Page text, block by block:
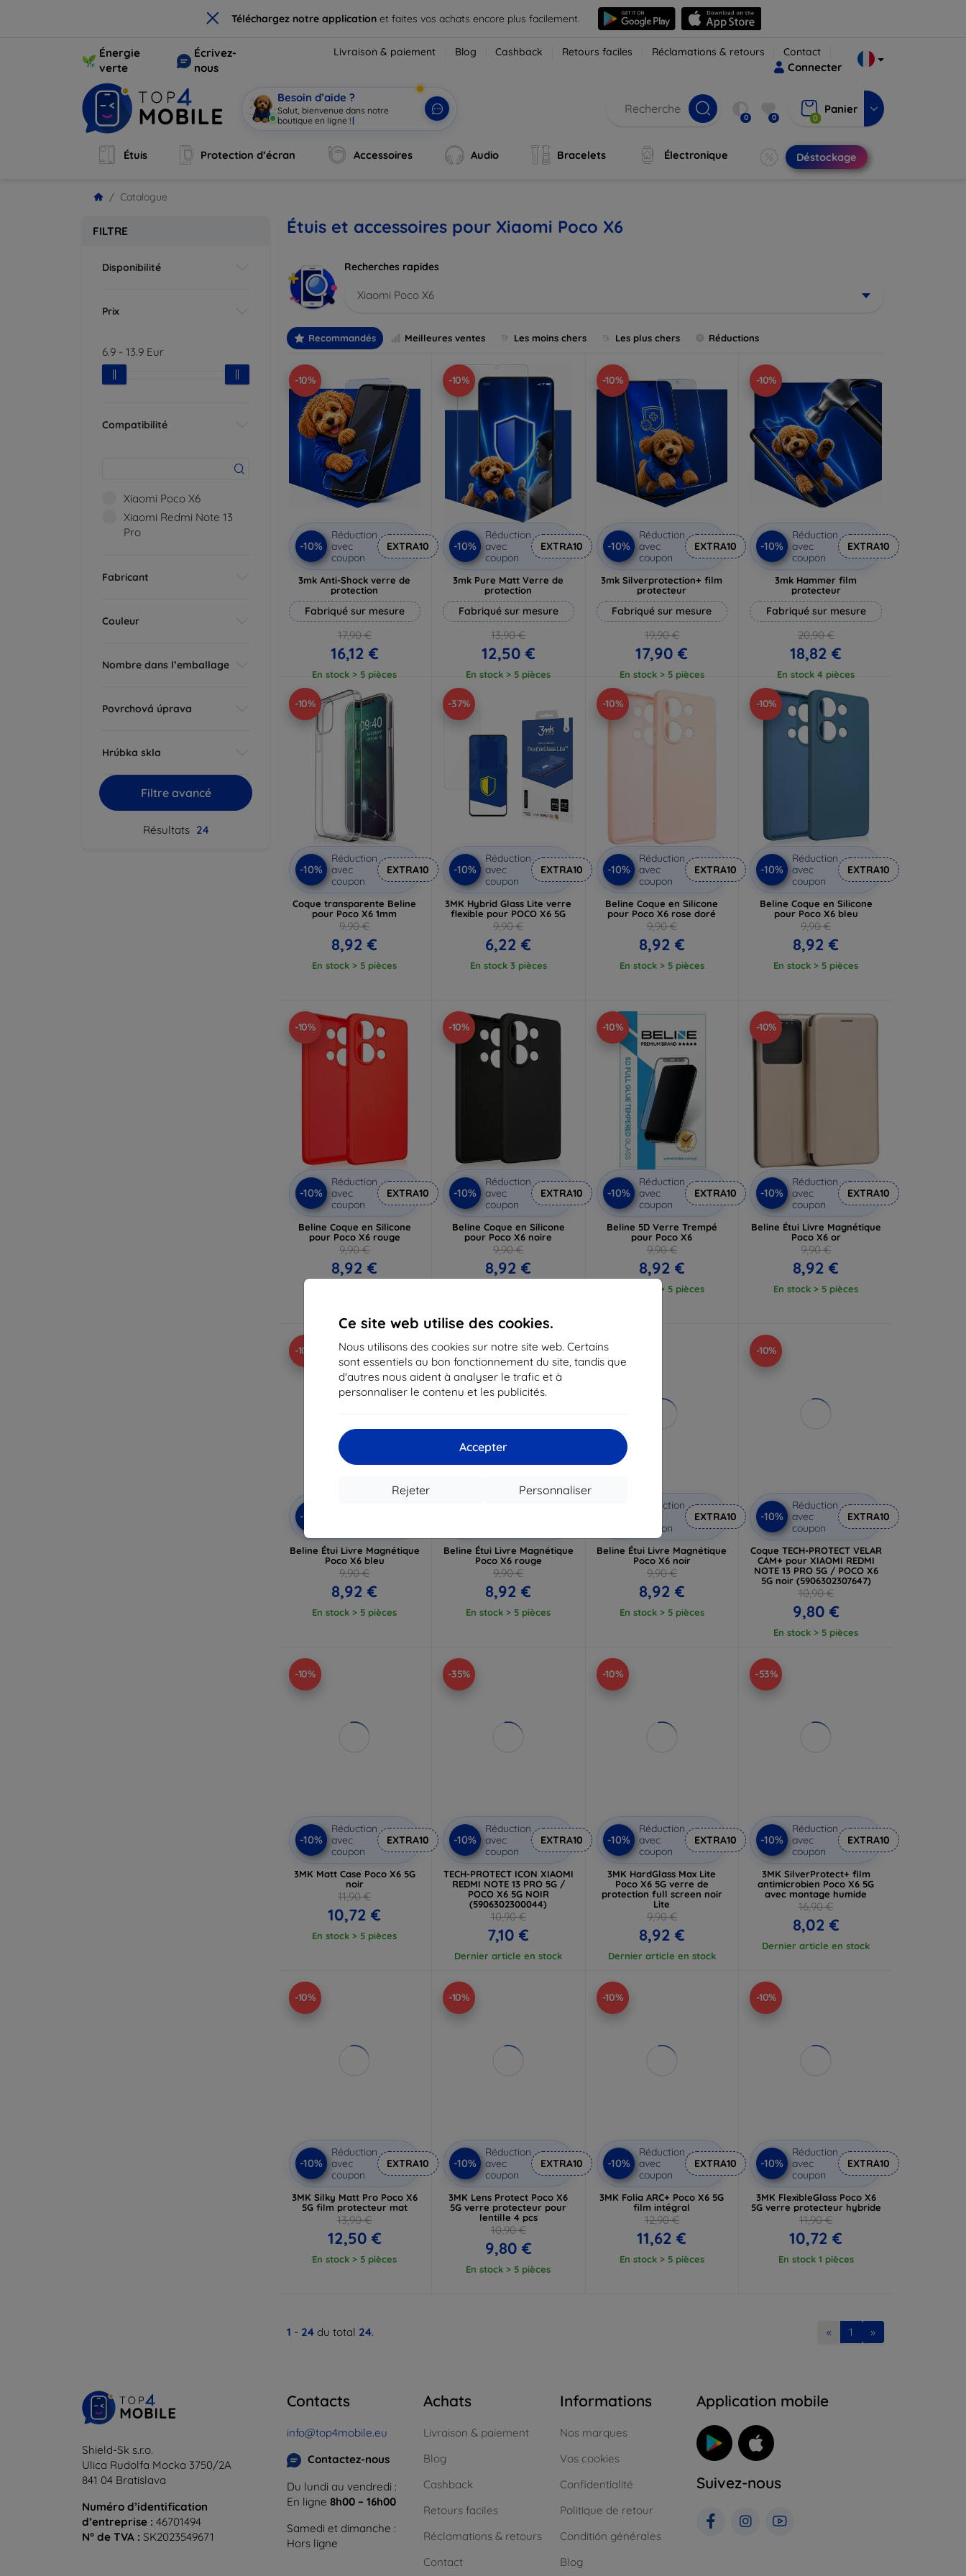
× Téléchargez notre application et faites vos achats encore plus facilement.
Ce site web utilise des cookies.
Nous utilisons des cookies sur notre site web. Certains
sont essentiels au bon fonctionnement du site, tandis que
d'autres nous aident à analyser le trafic et à
personnaliser le contenu et les publicités.
Accepter
Personnaliser
Rejeter
Énergie
verte
Écrivez-
nous
Livraison & paiement Blog Cashback Retours faciles Réclamations & retours Contact
Connecter
Besoin d’aide ?
Salut, bienvenue dans notre
boutique en ligne !| 0 0 0
Panier
Étuis Protection d’écran Accessoires Audio Bracelets Électronique Déstockage
Catalogue
FILTRE
Disponibilité
Prix
6.9 - 13.9 Eur
Compatibilité
Xiaomi Poco X6
Xiaomi Redmi Note 13
Pro
Fabricant
Couleur
Nombre dans l’emballage
Povrchová úprava
Hrúbka skla
Filtre avancé
Résultats 24
Étuis et accessoires pour Xiaomi Poco X6
Recherches rapides
Xiaomi Poco X6
Recommandés Meilleures ventes Les moins chers Les plus chers Réductions
-10%
-10%
Réduction
avec
coupon
EXTRA10
3mk Anti-Shock verre de
protection
Fabriqué sur mesure
17,90 €
16,12 €
En stock > 5 pièces
-10%
-10%
Réduction
avec
coupon
EXTRA10
3mk Pure Matt Verre de
protection
Fabriqué sur mesure
13,90 €
12,50 €
En stock > 5 pièces
-10%
-10%
Réduction
avec
coupon
EXTRA10
3mk Silverprotection+ film
protecteur
Fabriqué sur mesure
19,90 €
17,90 €
En stock > 5 pièces
-10%
-10%
Réduction
avec
coupon
EXTRA10
3mk Hammer film
protecteur
Fabriqué sur mesure
20,90 €
18,82 €
En stock 4 pièces
-10%
-10%
Réduction
avec
coupon
EXTRA10
Coque transparente Beline
pour Poco X6 1mm
9,90 €
8,92 €
En stock > 5 pièces
-37%
-10%
Réduction
avec
coupon
EXTRA10
3MK Hybrid Glass Lite verre
flexible pour POCO X6 5G
9,90 €
6,22 €
En stock 3 pièces
-10%
-10%
Réduction
avec
coupon
EXTRA10
Beline Coque en Silicone
pour Poco X6 rose doré
9,90 €
8,92 €
En stock > 5 pièces
-10%
-10%
Réduction
avec
coupon
EXTRA10
Beline Coque en Silicone
pour Poco X6 bleu
9,90 €
8,92 €
En stock > 5 pièces
-10%
-10%
Réduction
avec
coupon
EXTRA10
Beline Coque en Silicone
pour Poco X6 rouge
9,90 €
8,92 €
-10%
-10%
Réduction
avec
coupon
EXTRA10
Beline Coque en Silicone
pour Poco X6 noire
9,90 €
8,92 €
-10%
-10%
Réduction
avec
coupon
EXTRA10
Beline 5D Verre Trempé
pour Poco X6
9,90 €
8,92 €
En stock > 5 pièces
-10%
-10%
Réduction
avec
coupon
EXTRA10
Beline Étui Livre Magnétique
Poco X6 or
9,90 €
8,92 €
En stock > 5 pièces
-10%
-10%
Beline Étui Livre Magnétique
Poco X6 bleu
9,90 €
8,92 €
En stock > 5 pièces
-10%
Beline Étui Livre Magnétique
Poco X6 rouge
9,90 €
8,92 €
En stock > 5 pièces
-10%
Réduction
coupon
EXTRA10
Beline Étui Livre Magnétique
Poco X6 noir
9,90 €
8,92 €
En stock > 5 pièces
-10%
-10%
Réduction
avec
coupon
EXTRA10
Coque TECH-PROTECT VELAR
CAM+ pour XIAOMI REDMI
NOTE 13 PRO 5G / POCO X6
5G noir (5906302307647)
10,90 €
9,80 €
En stock > 5 pièces
-10%
-10%
Réduction
avec
coupon
EXTRA10
3MK Matt Case Poco X6 5G
noir
11,90 €
10,72 €
En stock > 5 pièces
-35%
-10%
Réduction
avec
coupon
EXTRA10
TECH-PROTECT ICON XIAOMI
REDMI NOTE 13 PRO 5G /
POCO X6 5G NOIR
(5906302300044)
10,90 €
7,10 €
Dernier article en stock
-10%
-10%
Réduction
avec
coupon
EXTRA10
3MK HardGlass Max Lite
Poco X6 5G verre de
protection full screen noir
Lite
9,90 €
8,92 €
Dernier article en stock
-53%
-10%
Réduction
avec
coupon
EXTRA10
3MK SilverProtect+ film
antimicrobien Poco X6 5G
avec montage humide
16,90 €
8,02 €
Dernier article en stock
-10%
-10%
Réduction
avec
coupon
EXTRA10
3MK Silky Matt Pro Poco X6
5G film protecteur mat
13,90 €
12,50 €
En stock > 5 pièces
-10%
-10%
Réduction
avec
coupon
EXTRA10
3MK Lens Protect Poco X6
5G verre protecteur pour
lentille 4 pcs
10,90 €
9,80 €
En stock > 5 pièces
-10%
-10%
Réduction
avec
coupon
EXTRA10
3MK Folia ARC+ Poco X6 5G
film intégral
12,90 €
11,62 €
En stock > 5 pièces
-10%
-10%
Réduction
avec
coupon
EXTRA10
3MK FlexibleGlass Poco X6
5G verre protecteur hybride
11,90 €
10,72 €
En stock 1 pièces
1 - 24 du total 24. « 1 »
Shield-Sk s.r.o.
Ulica Rudolfa Mocka 3750/2A
841 04 Bratislava
Numéro d’identification
d’entreprise : 46701494
N° de TVA : SK2023549671
Contacts
info@top4mobile.eu
Contactez-nous
Du lundi au vendredi :
En ligne 8h00 – 16h00
Samedi et dimanche :
Hors ligne
Achats
Livraison & paiement
Blog
Cashback
Retours faciles
Réclamations & retours
Contact
Informations
Nos marques
Vos cookies
Confidentialité
Politique de retour
Conditión générales
Blog
Application mobile
Suivez-nous